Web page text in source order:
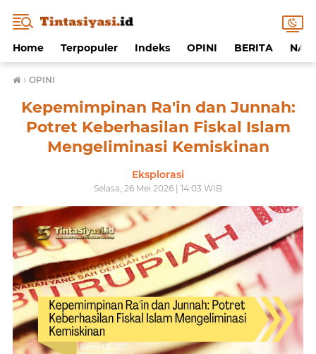
Home Terpopuler Indeks OPINI BERITA
› OPINI
Kepemimpinan Ra'in dan Junnah:
Potret Keberhasilan Fiskal Islam
Mengeliminasi Kemiskinan
Eksplorasi
Selasa, 26 Mei 2026 | 14:03 WIB